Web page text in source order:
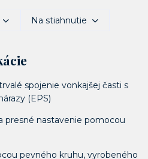
Na stiahnutie
spojenie vonkajšej časti s
(EPS)
presné nastavenie pomocou
pevného kruhu, vyrobeného